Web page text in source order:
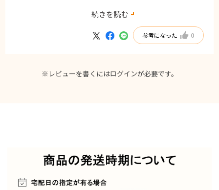
プリントがハッキリしてて、タオル表面も細かくて、だけどしっかり給
続きを読む
参考になった 0
※レビューを書くにはログインが必要です。